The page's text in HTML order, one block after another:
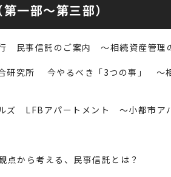
一部～第三部）
民事信託のご案内 ～相続資産管理
研究所 今やるべき「3つの事」 ～
ズ LFBアパートメント ～小都市ア
点から考える、民事信託とは？